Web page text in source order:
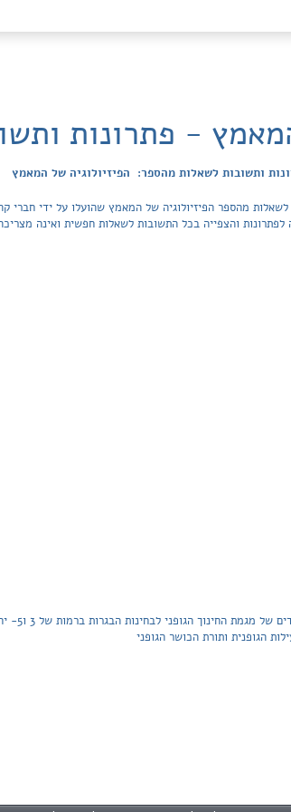
- פתרונות
ותשובות לשאלות מהספר: הפיזיולוגיה של המאמץ
ב-47 מקצועות לימוד. הגישה לפתרונות והצפייה בכל התשובות לשאלות
הספר כולל
הגופנית ותורת הכושר הגופני